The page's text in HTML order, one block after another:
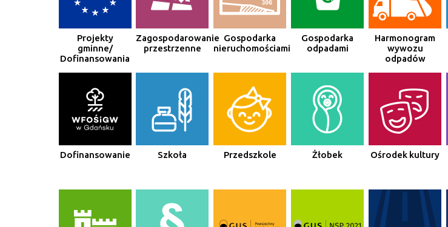
Projekty
gminne/
Dofinansowania
Zagospodarowanie
przestrzenne
Gospodarka
nieruchomościami
Gospodarka
odpadami
Harmonogram
wywozu
odpadów
Dofinansowanie Szkoła Przedszkole Żłobek Ośrodek kultury